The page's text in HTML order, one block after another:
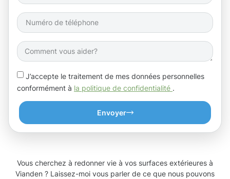
J’accepte le traitement de mes données personnelles
conformément à la politique de confidentialité
Envoyer
Vous cherchez à redonner vie à vos surfaces extérieures à
Vianden ? Laissez-moi vous parler de ce que nous pouvons